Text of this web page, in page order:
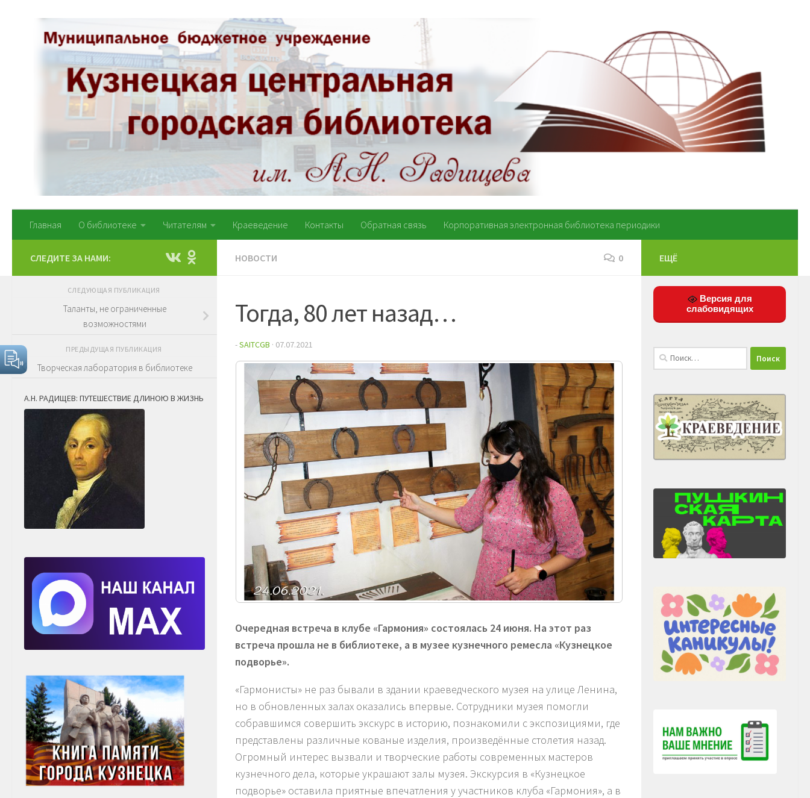
Перейти к содержимому
Главная О библиотеке Читателям Краеведение Контакты Обратная связь Корпоративная электронная библиотека периодики
НОВОСТИ 0
Тогда, 80 лет назад…
-SAITCGB · 07.07.2021
Очередная встреча в клубе «Гармония» состоялась 24 июня. На этот раз
встреча прошла не в библиотеке, а в музее кузнечного ремесла «Кузнецкое
подворье».
«Гармонисты» не раз бывали в здании краеведческого музея на улице Ленина,
но в обновленных залах оказались впервые. Сотрудники музея помогли
собравшимся совершить экскурс в историю, познакомили с экспозициями, где
представлены различные кованые изделия, произведённые столетия назад.
Огромный интерес вызвали и творческие работы современных мастеров
кузнечного дела, которые украшают залы музея. Экскурсия в «Кузнецкое
подворье» оставила приятные впечатления у участников клуба «Гармония», а в
СЛЕДИТЕ ЗА НАМИ:
СЛЕДУЮЩАЯ ПУБЛИКАЦИЯ
Таланты, не ограниченные
возможностями
ПРЕДЫДУЩАЯ ПУБЛИКАЦИЯ
Творческая лаборатория в библиотеке
А.Н. РАДИЩЕВ: ПУТЕШЕСТВИЕ ДЛИНОЮ В ЖИЗНЬ
ЕЩЁ
Версия для
слабовидящих
Найти: